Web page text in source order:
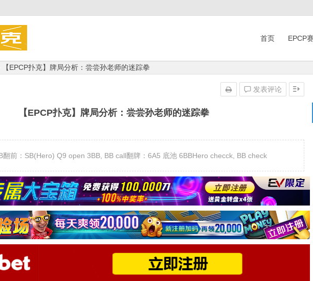
首页 EPCP
【EPCP扑克】牌局分析：尝尝孙老师的迷踪拳
【EPCP扑克】牌局分析：尝尝孙老师的迷踪拳
发表评论
翻前：SB(Hero) Q9 open 3BB, BB call翻牌：6A5 底池 6BBHero checck, BB check